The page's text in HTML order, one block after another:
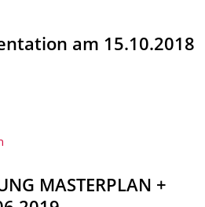
am 15.10.2018
MASTERPLAN +